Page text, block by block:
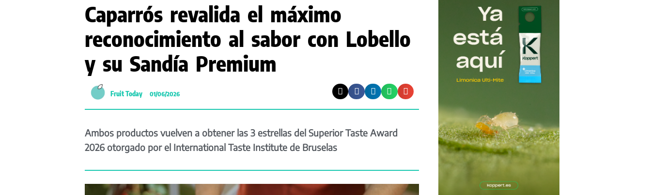
Caparrós revalida el máximo
reconocimiento al sabor con Lobello
y su Sandía Premium
Fruit Today 01/06/2026
Ambos productos vuelven a obtener las 3 estrellas del Superior Taste Award
2026 otorgado por el International Taste Institute de Bruselas